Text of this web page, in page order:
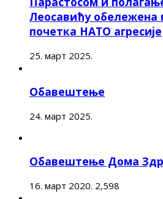
Леосавићу
почетка НАТО агресије
25. март 2025.
Обавештење
24. март 2025.
Обавештење Дома
16. март 2020. 2,598